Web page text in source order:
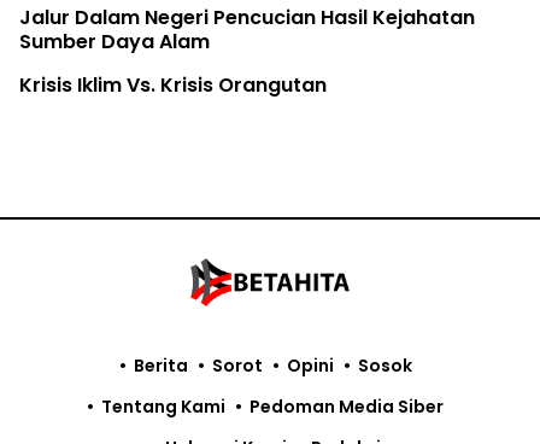
Jalur Dalam Negeri Pencucian Hasil Kejahatan
Sumber Daya Alam
Krisis Iklim Vs. Krisis Orangutan
Berita Sorot Opini
Sosok
Tentang Kami
Pedoman Media Siber